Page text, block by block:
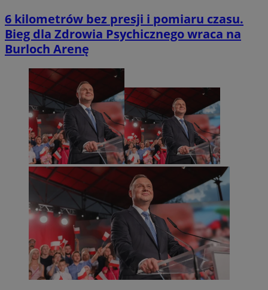
6 kilometrów bez presji i pomiaru czasu.
Bieg dla Zdrowia Psychicznego wraca na
Burloch Arenę